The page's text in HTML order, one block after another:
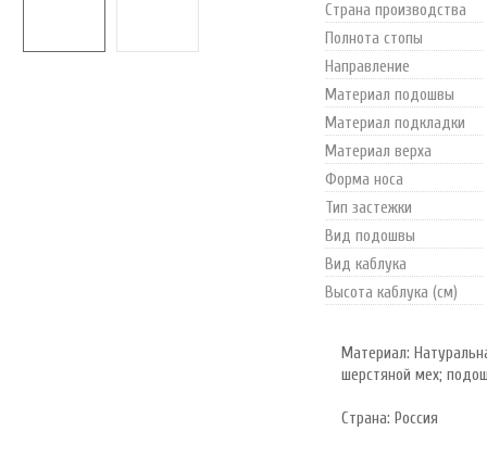
Страна производства
Полнота стопы
Направление
Материал подошвы
Материал подкладки
Материал верха
Форма носа
Тип застежки
Вид подошвы
Вид каблука
Высота каблука (см)
Материал:
шерстяной мех;
Страна: Россия